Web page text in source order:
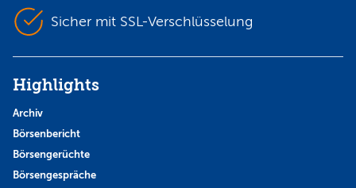
Sicher mit SSL-Verschlüsselung
Highlights
Archiv
Börsenbericht
Börsengerüchte
Börsengespräche